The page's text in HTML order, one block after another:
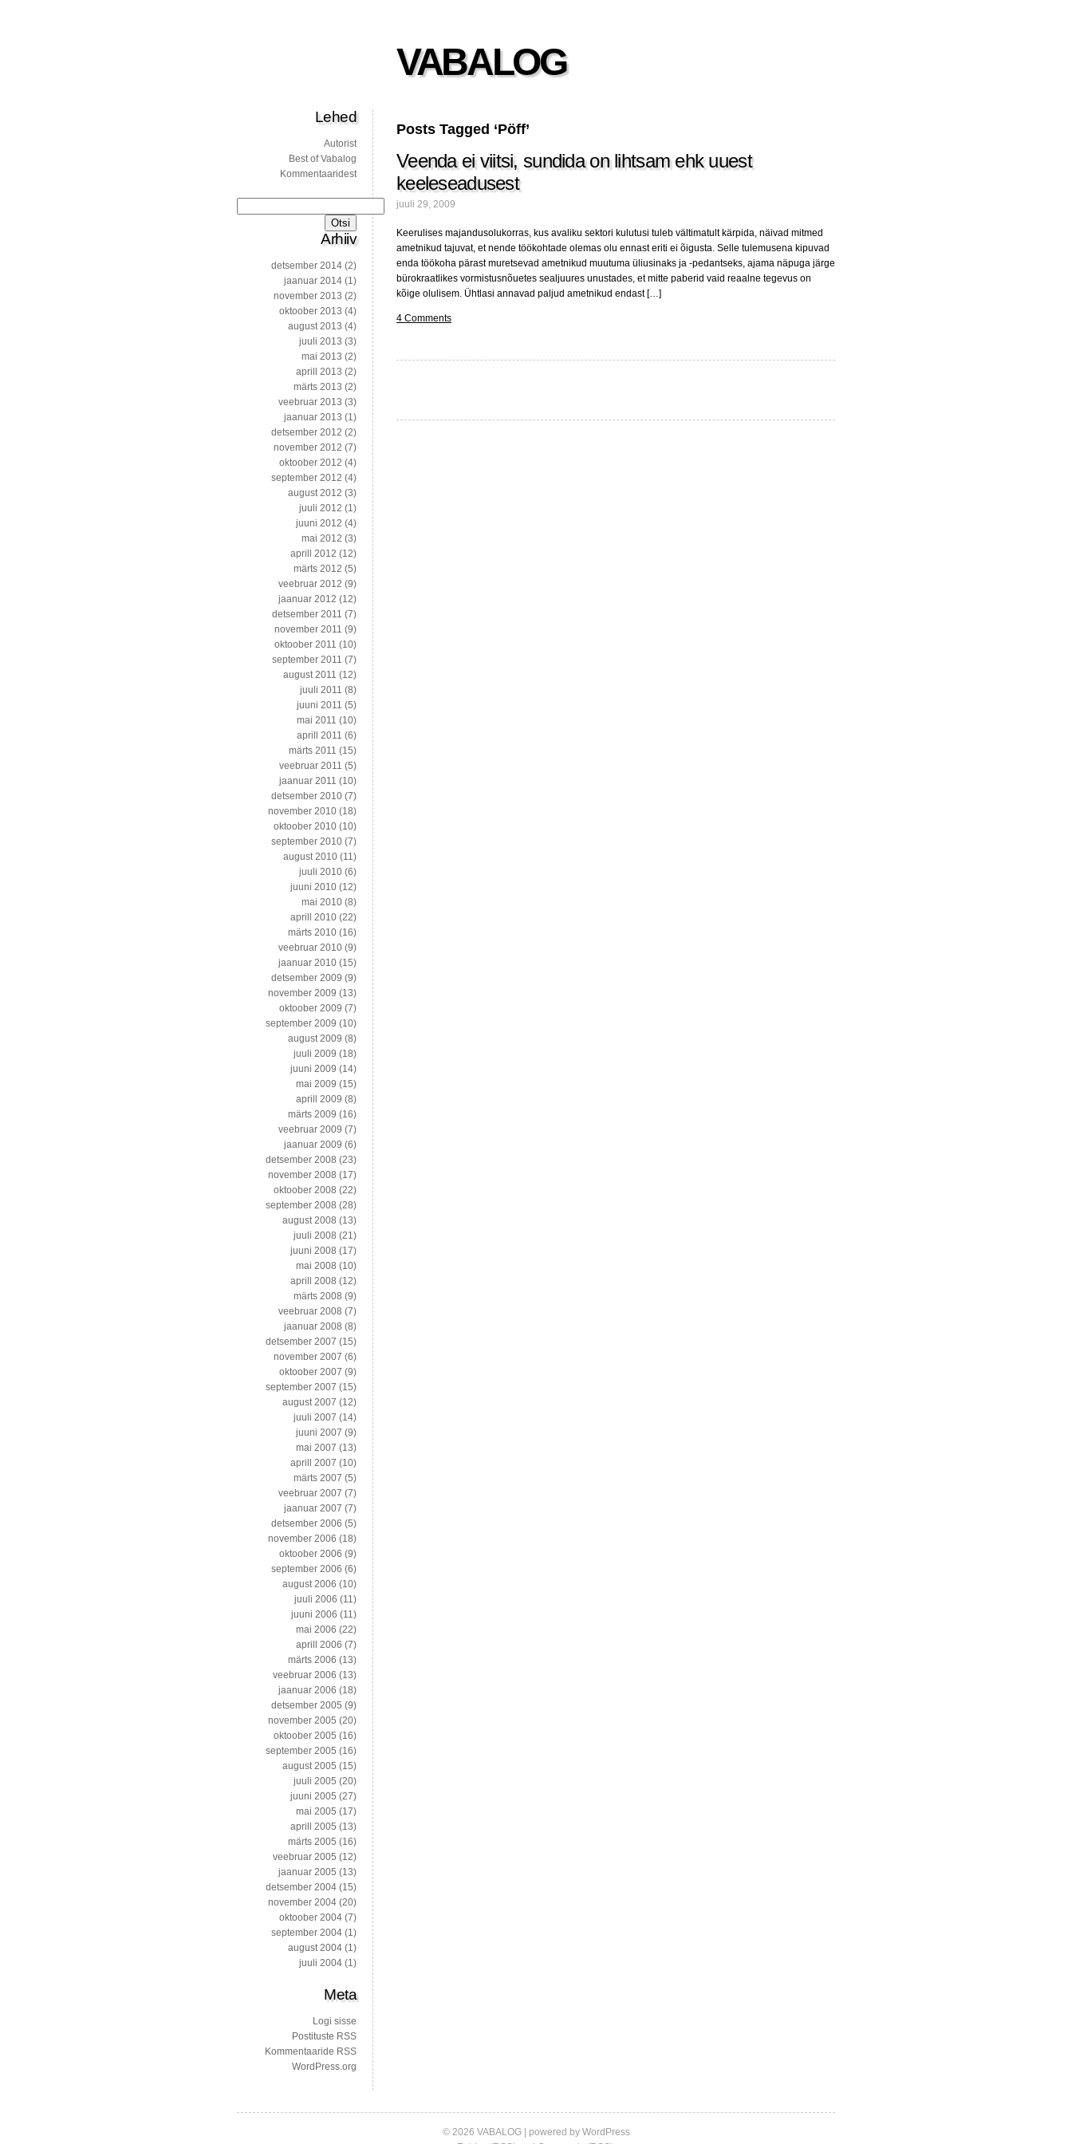
VABALOG
Posts Tagged ‘Pöff’
Veenda ei viitsi, sundida on lihtsam ehk uuest
keeleseadusest
juuli 29, 2009
Keerulises majandusolukorras, kus avaliku sektori kulutusi tuleb vältimatult kärpida, näivad mitmed
ametnikud tajuvat, et nende töökohtade olemas olu ennast eriti ei õigusta. Selle tulemusena kipuvad
enda töökoha pärast muretsevad ametnikud muutuma üliusinaks ja -pedantseks, ajama näpuga järge
bürokraatlikes vormistusnõuetes sealjuures unustades, et mitte paberid vaid reaalne tegevus on
kõige olulisem. Ühtlasi annavad paljud ametnikud endast […]
4 Comments
Lehed
Autorist
Best of Vabalog
Kommentaaridest
Arhiiv
detsember 2014 (2)
jaanuar 2014 (1)
november 2013 (2)
oktoober 2013 (4)
august 2013 (4)
juuli 2013 (3)
mai 2013 (2)
aprill 2013 (2)
märts 2013 (2)
veebruar 2013 (3)
jaanuar 2013 (1)
detsember 2012 (2)
november 2012 (7)
oktoober 2012 (4)
september 2012 (4)
august 2012 (3)
juuli 2012 (1)
juuni 2012 (4)
mai 2012 (3)
aprill 2012 (12)
märts 2012 (5)
veebruar 2012 (9)
jaanuar 2012 (12)
detsember 2011 (7)
november 2011 (9)
oktoober 2011 (10)
september 2011 (7)
august 2011 (12)
juuli 2011 (8)
juuni 2011 (5)
mai 2011 (10)
aprill 2011 (6)
märts 2011 (15)
veebruar 2011 (5)
jaanuar 2011 (10)
detsember 2010 (7)
november 2010 (18)
oktoober 2010 (10)
september 2010 (7)
august 2010 (11)
juuli 2010 (6)
juuni 2010 (12)
mai 2010 (8)
aprill 2010 (22)
märts 2010 (16)
veebruar 2010 (9)
jaanuar 2010 (15)
detsember 2009 (9)
november 2009 (13)
oktoober 2009 (7)
september 2009 (10)
august 2009 (8)
juuli 2009 (18)
juuni 2009 (14)
mai 2009 (15)
aprill 2009 (8)
märts 2009 (16)
veebruar 2009 (7)
jaanuar 2009 (6)
detsember 2008 (23)
november 2008 (17)
oktoober 2008 (22)
september 2008 (28)
august 2008 (13)
juuli 2008 (21)
juuni 2008 (17)
mai 2008 (10)
aprill 2008 (12)
märts 2008 (9)
veebruar 2008 (7)
jaanuar 2008 (8)
detsember 2007 (15)
november 2007 (6)
oktoober 2007 (9)
september 2007 (15)
august 2007 (12)
juuli 2007 (14)
juuni 2007 (9)
mai 2007 (13)
aprill 2007 (10)
märts 2007 (5)
veebruar 2007 (7)
jaanuar 2007 (7)
detsember 2006 (5)
november 2006 (18)
oktoober 2006 (9)
september 2006 (6)
august 2006 (10)
juuli 2006 (11)
juuni 2006 (11)
mai 2006 (22)
aprill 2006 (7)
märts 2006 (13)
veebruar 2006 (13)
jaanuar 2006 (18)
detsember 2005 (9)
november 2005 (20)
oktoober 2005 (16)
september 2005 (16)
august 2005 (15)
juuli 2005 (20)
juuni 2005 (27)
mai 2005 (17)
aprill 2005 (13)
märts 2005 (16)
veebruar 2005 (12)
jaanuar 2005 (13)
detsember 2004 (15)
november 2004 (20)
oktoober 2004 (7)
september 2004 (1)
august 2004 (1)
juuli 2004 (1)
Meta
Logi sisse
Postituste RSS
Kommentaaride RSS
WordPress.org
© 2026 VABALOG | powered by WordPress